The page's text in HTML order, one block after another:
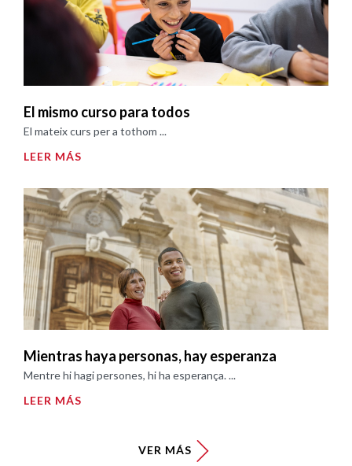
El mismo curso para todos
El mateix curs per a tothom ...
LEER MÁS
Mientras haya personas, hay esperanza
Mentre hi hagi persones, hi ha esperança. ...
LEER MÁS
VER MÁS